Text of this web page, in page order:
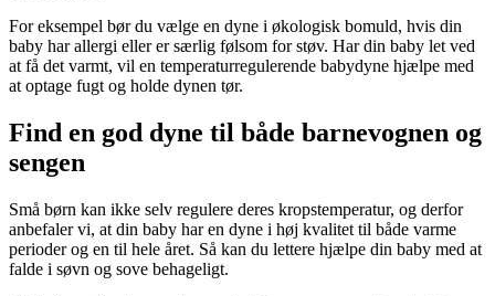
For eksempel bør du vælge en dyne i økologisk bomuld, hvis din
baby har allergi eller er særlig følsom for støv. Har din baby let ved
at få det varmt, vil en temperaturregulerende babydyne hjælpe med
at optage fugt og holde dynen tør.
Find en god dyne til både barnevognen og
sengen
Små børn kan ikke selv regulere deres kropstemperatur, og derfor
anbefaler vi, at din baby har en dyne i høj kvalitet til både varme
perioder og en til hele året. Så kan du lettere hjælpe din baby med at
falde i søvn og sove behageligt.